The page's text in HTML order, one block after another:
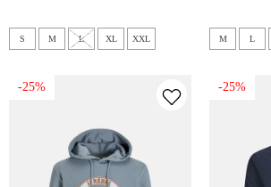
S M L XL XXL M L
-25% -25%